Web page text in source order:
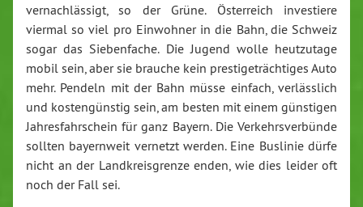
vernachlässigt, so der Grüne. Österreich investiere
viermal so viel pro Einwohner in die Bahn, die Schweiz
sogar das Siebenfache. Die Jugend wolle heutzutage
mobil sein, aber sie brauche kein prestigeträchtiges Auto
mehr. Pendeln mit der Bahn müsse einfach, verlässlich
und kostengünstig sein, am besten mit einem günstigen
Jahresfahrschein für ganz Bayern. Die Verkehrsverbünde
sollten bayernweit vernetzt werden. Eine Buslinie dürfe
nicht an der Landkreisgrenze enden, wie dies leider oft
noch der Fall sei.